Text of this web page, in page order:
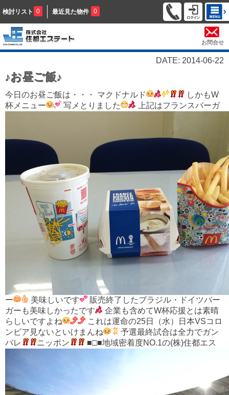
検討リスト 0 最近見た物件 0
お問合せ
DATE: 2014-06-22
♪お昼ご飯♪
今日のお昼ご飯は・・・ マクドナルド
しかもW
杯メニュー
写メとりました 上記はフランスバーガ
ー 美味しいです
販売終了したブラジル・ドイツバー
ガーも美味しかったです
企業も含めてW杯応援とは素晴
らしいですよね
これは運命の25日（水）日本VSコロ
ンビア見ないといけまんね
予選最終試合は全力でガン
バレ
ニッポン ■□■地域密着度NO.1の(株)住都エス